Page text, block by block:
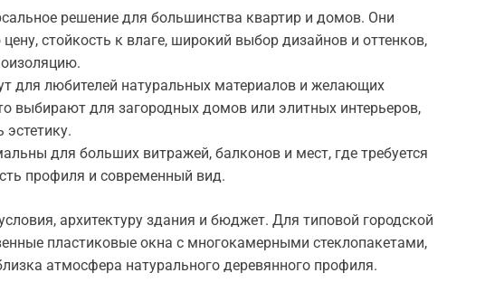
решение для большинства квартир и домов. Они
стойкость к влаге, широкий выбор дизайнов и оттенков,
для любителей натуральных материалов и желающих
выбирают для загородных домов или элитных интерьеров,
эстетику.
для больших витражей, балконов и мест, где требуется
профиля и современный вид.
архитектуру здания и бюджет. Для типовой городской
пластиковые окна с многокамерными стеклопакетами,
атмосфера натурального деревянного профиля.